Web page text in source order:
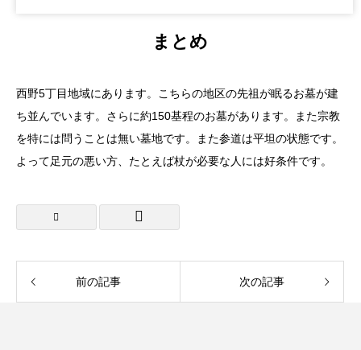
まとめ
西野5丁目地域にあります。こちらの地区の先祖が眠るお墓が建
ち並んでいます。さらに約150基程のお墓があります。また宗教
を特には問うことは無い墓地です。また参道は平坦の状態です。
よって足元の悪い方、たとえば杖が必要な人には好条件です。
前の記事 次の記事